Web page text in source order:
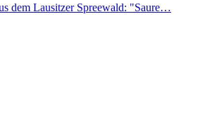
dem Lausitzer Spreewald: "Saure…